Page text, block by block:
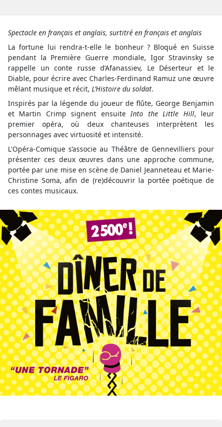
Spectacle en français et anglais, surtitré en français et anglais
La fortune lui rendra-t-elle le bonheur ? Bloqué en Suisse
pendant la Première Guerre mondiale, Igor Stravinsky se
rappelle un conte russe d’Afanassiev, Le Déserteur et le
Diable, pour écrire avec Charles-Ferdinand Ramuz une œuvre
mêlant musique et récit, L’Histoire du soldat.
Inspirés par la légende du joueur de flûte, George Benjamin
et Martin Crimp signent ensuiteInto the Little Hill, leur
premier opéra, où deux chanteuses interprètent les
personnages avec virtuosité et intensité.
L'Opéra-Comique s’associe au Théâtre de Gennevilliers pour
présenter ces deux œuvres dans une approche commune,
portée par une mise en scène de Daniel Jeanneteau et Marie-
Christine Soma, afin de (re)découvrir la portée poétique de
ces contes musicaux.